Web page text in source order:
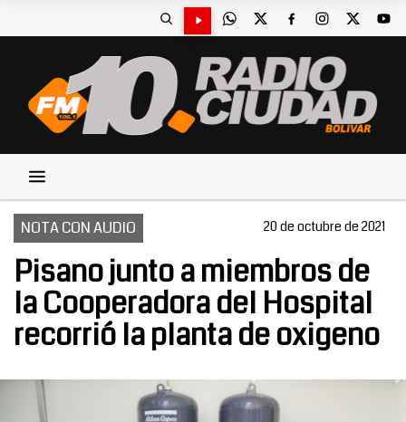
NOTA CON AUDIO 20 de octubre de 2021
Pisano junto a miembros de
la Cooperadora del Hospital
recorrió la planta de oxigeno